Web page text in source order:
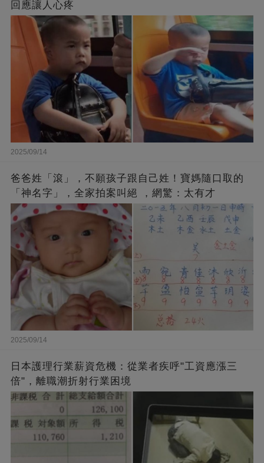
回應讓人心疼
2025/09/14
爸爸姓「滾」，不願孩子跟自己姓！寶媽隨口取的
「神名字」，全家拍案叫絕 ，網驚：太有才
2025/09/14
日本護理行業薪資危機：從業者疾呼"工資應漲三
倍"，離職潮折射行業困境